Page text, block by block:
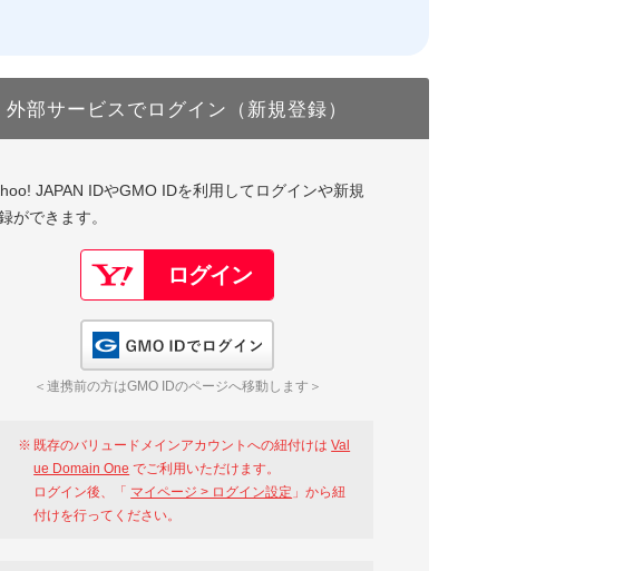
外部サービスでログイン（新規登録）
JAPAN IDやGMO IDを利用してログインや新規
ができます。
＜連携前の方はGMO IDのページへ移動します＞
既存のバリュードメインアカウントへの紐付けはVal
ue Domain One でご利用いただけます。
ログイン後、「 マイページ > ログイン設定 」から紐
付けを行ってください。